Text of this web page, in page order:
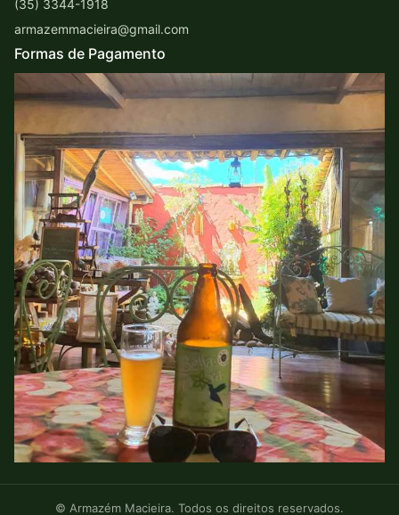
(35) 3344-1918
armazemmacieira@gmail.com
Formas de Pagamento
© Armazém Macieira. Todos os direitos reservados.